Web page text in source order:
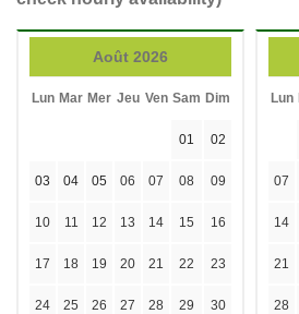
Août 2026
Lun Mar Mer Jeu Ven Sam Dim
01 02
03 04 05 06 07 08 09
10 11 12 13 14 15 16
17 18 19 20 21 22 23
24 25 26 27 28 29 30
Lun
07
14
21
28